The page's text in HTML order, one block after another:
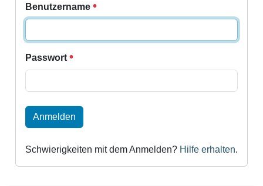
Benutzername
Passwort
Anmelden
Schwierigkeiten mit dem Anmelden? Hilfe erhalten.